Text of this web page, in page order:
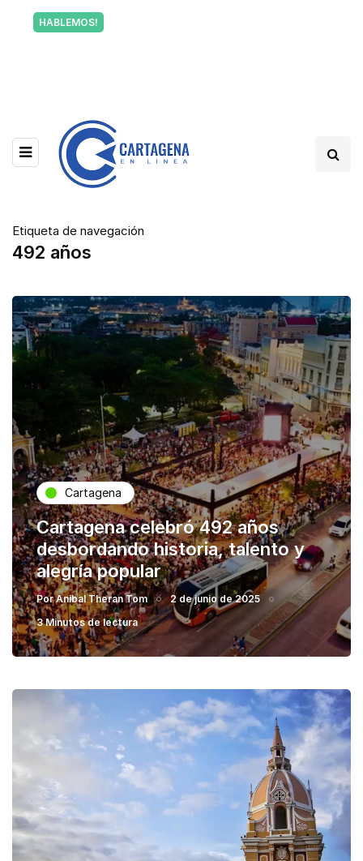
HABLEMOS!
Etiqueta de navegación
492 años
Cartagena
Cartagena celebró 492 años
desbordando historia, talento y
alegría popular
PorAnibal Theran Tom
2 de junio de 2025
3 Minutos de lectura